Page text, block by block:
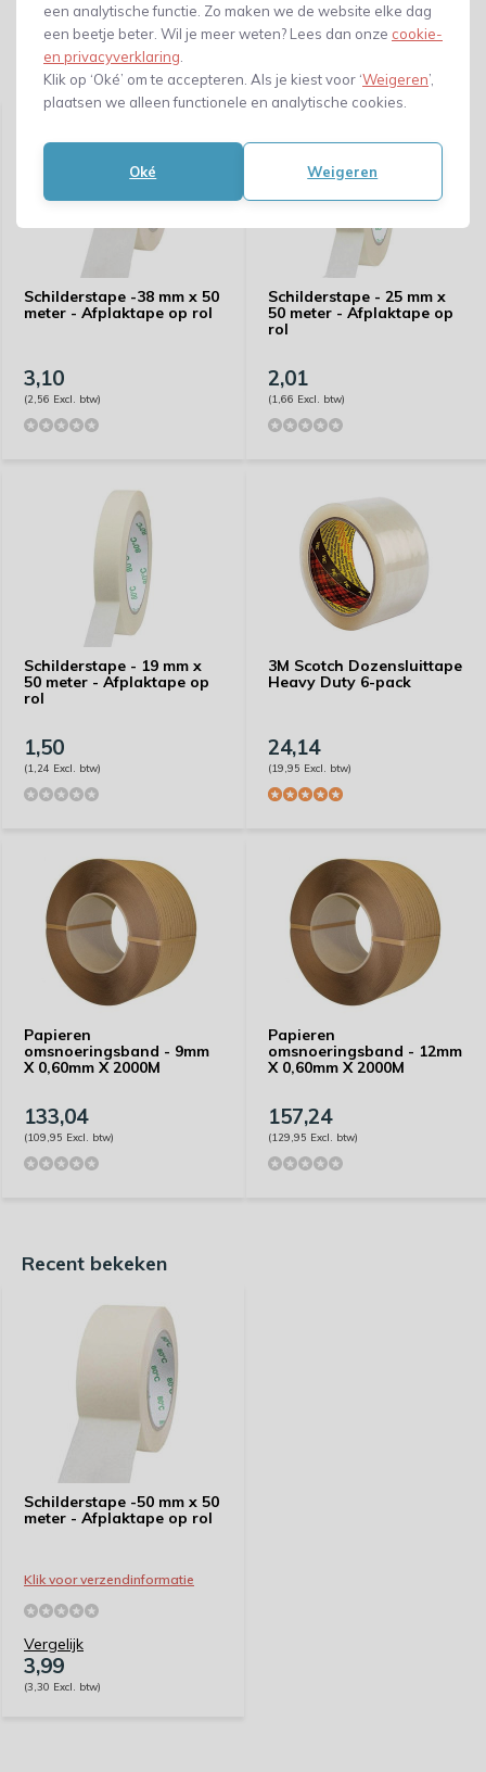
een analytische functie. Zo maken we de website elke dag
een beetje beter. Wil je meer weten? Lees dan onze cookie-
en privacyverklaring
Klik op ‘Oké’ om te accepteren. Als je kiest voor ‘Weigeren’,
plaatsen we alleen functionele en analytische cookies.
Oké Weigeren
Gerelateerde producten
Schilderstape -38 mm x 50
meter - Afplaktape op rol
3,10
(2,56 Excl. btw)
Schilderstape - 25 mm x
50 meter - Afplaktape op
rol
2,01
(1,66 Excl. btw)
Schilderstape - 19 mm x
50 meter - Afplaktape op
rol
1,50
(1,24 Excl. btw)
3M Scotch Dozensluittape
Heavy Duty 6-pack
24,14
(19,95 Excl. btw)
Papieren
omsnoeringsband - 9mm
X 0,60mm X 2000M
133,04
(109,95 Excl. btw)
Papieren
omsnoeringsband - 12mm
X 0,60mm X 2000M
157,24
(129,95 Excl. btw)
Recent bekeken
Schilderstape -50 mm x 50
meter - Afplaktape op rol
Klik voor verzendinformatie
Vergelijk
3,99
(3,30 Excl. btw)